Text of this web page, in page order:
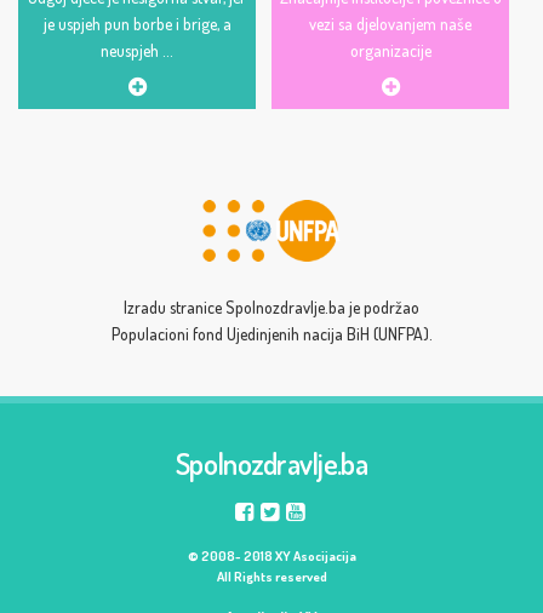
je uspjeh pun borbe i brige, a
neuspjeh ...
vezi sa djelovanjem naše
organizacije
Izradu stranice Spolnozdravlje.ba je podržao
Populacioni fond Ujedinjenih nacija BiH (UNFPA).
Spolnozdravlje.ba
© 2008- 2018 XY Asocijacija
All Rights reserved